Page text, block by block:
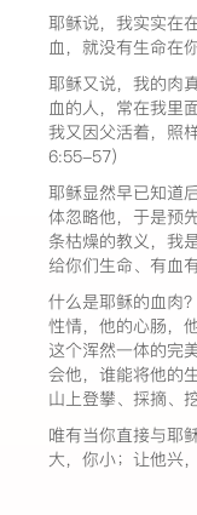
耶稣说，我实实在
血，就没有生命在
耶稣又说，我的肉
血的人，常在我里
我又因父活着，照
6:55-57）
耶稣显然早已知道
体忽略他，于是预
条枯燥的教义，我
给你们生命、有血
什么是耶稣的血肉
性情，他的心肠，
这个浑然一体的完
会他，谁能将他的
山上登攀、採摘、
唯有当你直接与耶
大，你小；让他兴